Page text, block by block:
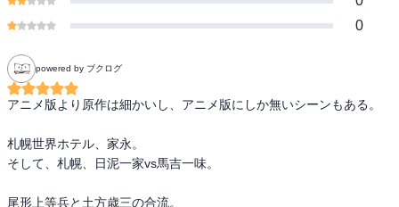
0
powered by ブクログ
アニメ版より原作は細かいし、アニメ版にしか無いシーンもある。
札幌世界ホテル、家永。
そして、札幌、日泥一家vs馬吉一味。
尾形上等兵と土方歳三の合流。